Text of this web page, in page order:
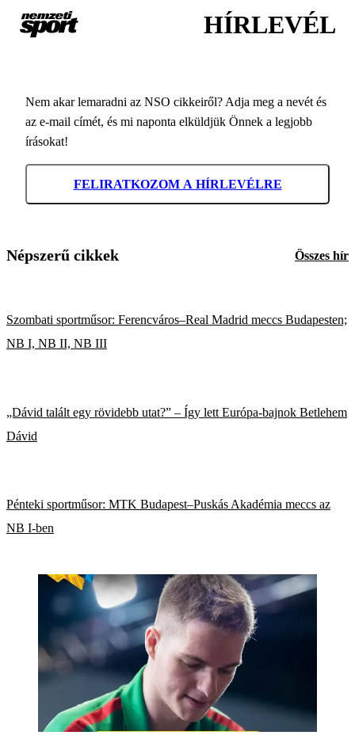
HÍRLEVÉL
Nem akar lemaradni az NSO cikkeiről? Adja meg a nevét és
az e-mail címét, és mi naponta elküldjük Önnek a legjobb
írásokat!
FELIRATKOZOM A HÍRLEVÉLRE
Népszerű cikkek Összes hír
Szombati sportműsor: Ferencváros–Real Madrid meccs Budapesten;
NB I, NB II, NB III
„Dávid talált egy rövidebb utat?” – Így lett Európa-bajnok Betlehem
Dávid
Pénteki sportműsor: MTK Budapest–Puskás Akadémia meccs az
NB I-ben